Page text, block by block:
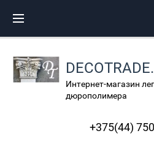
Интернет-магазин
дюрополимера
+375(44)